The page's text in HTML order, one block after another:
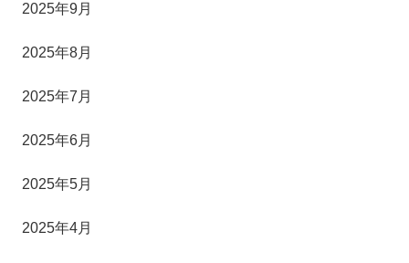
2025年9月
2025年8月
2025年7月
2025年6月
2025年5月
2025年4月